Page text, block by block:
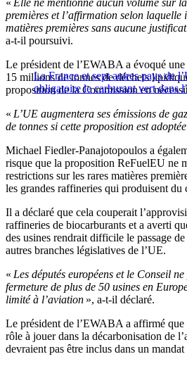
« Elle ne mentionne aucun volume sur
premières et l’affirmation selon laquelle
matières premières sans aucune
a-t-il poursuivi.
La France et sept autres pays de
obligatoire le carburant vert dans
Le président de l’EWABA a évoqué
15 millions de tonnes de déchets
proposition de la Commission en
« L’UE augmentera ses émissions de
de tonnes si cette proposition est adoptée
Michael Fiedler-Panajotopoulos a
risque que la proposition ReFuelEU ne
restrictions sur les rares matières
les grandes raffineries qui produisent du
Il a déclaré que cela couperait
raffineries de biocarburants et a averti
des usines rendrait difficile le passage
autres branches législatives de l’UE.
« Les députés européens et le Conseil
fermeture de plus de 50 usines en
limité à l’aviation », a-t-il déclaré.
Le président de l’EWABA a affirmé que
rôle à jouer dans la décarbonisation de
devraient pas être inclus dans un